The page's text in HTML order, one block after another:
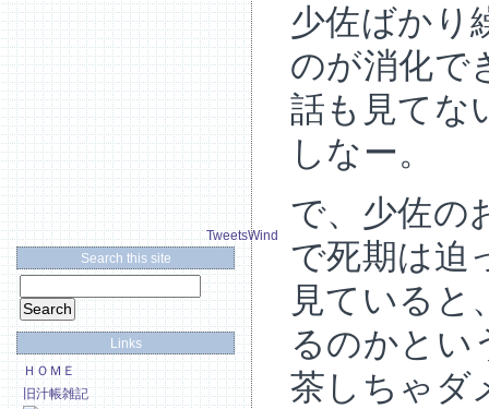
TweetsWind
Search this site
Links
ＨＯＭＥ
旧汁帳雑記
少佐ばかり
のが消化で
話も見てな
しなー。
で、少佐の
で死期は迫
見ていると
るのかとい
茶しちゃダ